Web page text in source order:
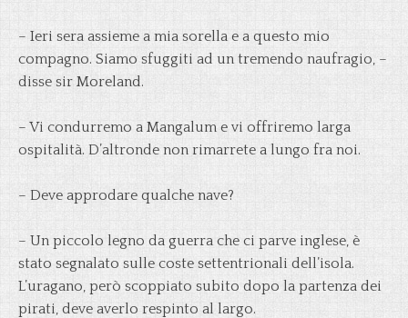
– Ieri sera assieme a mia sorella e a questo mio
compagno. Siamo sfuggiti ad un tremendo naufragio, –
disse sir Moreland.
– Vi condurremo a Mangalum e vi offriremo larga
ospitalità. D’altronde non rimarrete a lungo fra noi.
– Deve approdare qualche nave?
– Un piccolo legno da guerra che ci parve inglese, è
stato segnalato sulle coste settentrionali dell’isola.
L’uragano, però scoppiato subito dopo la partenza dei
pirati, deve averlo respinto al largo.